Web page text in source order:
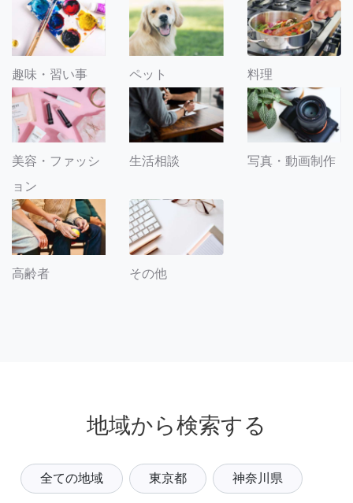
趣味・習い事 ペット 料理
美容・ファッシ
ョン
生活相談 写真・動画制作
高齢者 その他
地域から検索する
全ての地域 東京都 神奈川県